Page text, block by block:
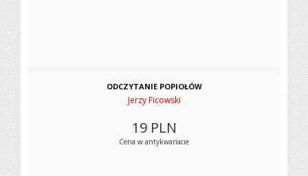
ODCZYTANIE POPIOŁÓW
Jerzy Ficowski
19 PLN
Cena w antykwariacie